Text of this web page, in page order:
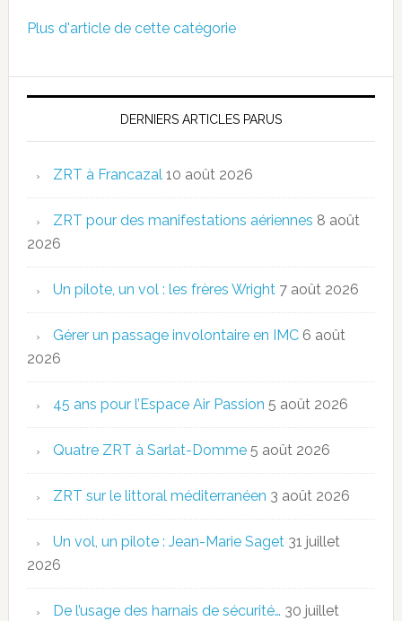
Plus d'article de cette catégorie
DERNIERS ARTICLES PARUS
ZRT à Francazal 10 août 2026
ZRT pour des manifestations aériennes 8 août
2026
Un pilote, un vol : les frères Wright 7 août 2026
Gérer un passage involontaire en IMC 6 août
2026
45 ans pour l’Espace Air Passion 5 août 2026
Quatre ZRT à Sarlat-Domme 5 août 2026
ZRT sur le littoral méditerranéen 3 août 2026
Un vol, un pilote : Jean-Marie Saget 31 juillet
2026
De l’usage des harnais de sécurité… 30 juillet